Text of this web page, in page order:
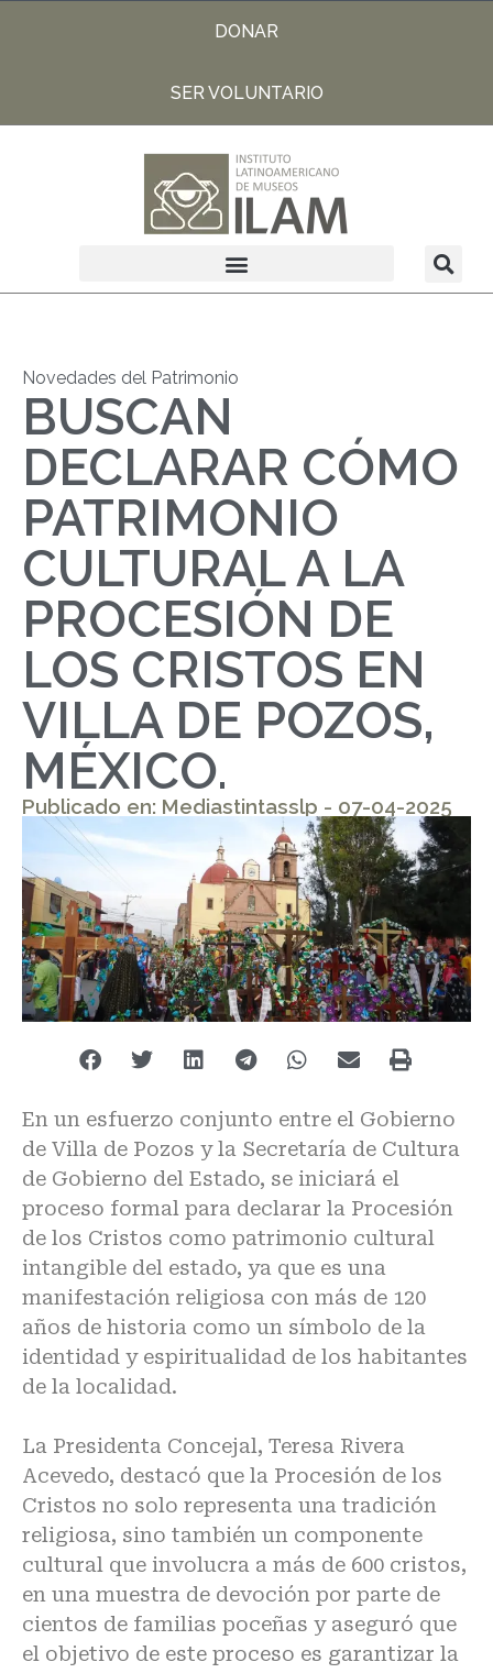
DONAR
SER VOLUNTARIO
Novedades del Patrimonio
BUSCAN
DECLARAR CÓMO
PATRIMONIO
CULTURAL A LA
PROCESIÓN DE
LOS CRISTOS EN
VILLA DE POZOS,
MÉXICO.
Publicado en: Mediastintasslp - 07-04-2025
En un esfuerzo conjunto entre el Gobierno
de Villa de Pozos y la Secretaría de Cultura
de Gobierno del Estado, se iniciará el
proceso formal para declarar la Procesión
de los Cristos como patrimonio cultural
intangible del estado, ya que es una
manifestación religiosa con más de 120
años de historia como un símbolo de la
identidad y espiritualidad de los habitantes
de la localidad.
La Presidenta Concejal, Teresa Rivera
Acevedo, destacó que la Procesión de los
Cristos no solo representa una tradición
religiosa, sino también un componente
cultural que involucra a más de 600 cristos,
en una muestra de devoción por parte de
cientos de familias poceñas y aseguró que
el objetivo de este proceso es garantizar la